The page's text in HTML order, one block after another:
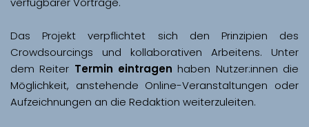
Das Projekt verpflichtet sich den Prinzipien des
Crowdsourcings und kollaborativen Arbeitens. Unter
dem Reiter Termin eintragen haben Nutzer:innen die
Möglichkeit, anstehende Online-Veranstaltungen oder
Aufzeichnungen an die Redaktion weiterzuleiten.